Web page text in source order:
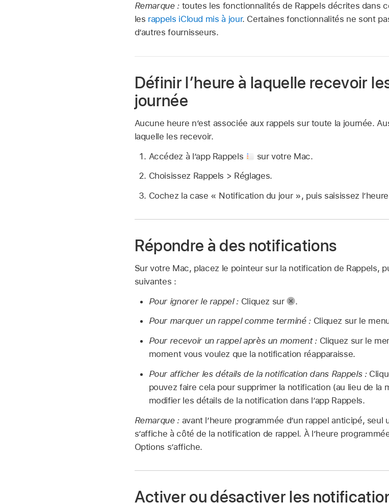
Remarque : toutes les fonctionnalités de Rappels décrites dans
les rappels iCloud mis à jour. Certaines fonctionnalités ne sont
d’autres fournisseurs.
Définir l’heure à laquelle recevoir
journée
Aucune heure n’est associée aux rappels sur toute la journée.
laquelle les recevoir.
Accédez à l’app Rappels
sur votre Mac.
Choisissez Rappels > Réglages.
Cochez la case « Notification du jour », puis saisissez
Répondre à des notifications
Sur votre Mac, placez le pointeur sur la notification de Rappels,
suivantes :
Pour ignorer le rappel :Cliquez sur
.
Pour marquer un rappel comme terminé :Cliquez sur le
Pour recevoir un rappel après un moment :Cliquez sur le
moment vous voulez que la notification réapparaisse.
Pour afficher les détails de la notification dans Rappels :
pouvez faire cela pour supprimer la notification (au lieu de la
modifier les détails de la notification dans l’app Rappels.
Remarque : avant l’heure programmée d’un rappel anticipé,
s’affiche à côté de la notification de rappel. À l’heure
Options s’affiche.
Activer ou désactiver les